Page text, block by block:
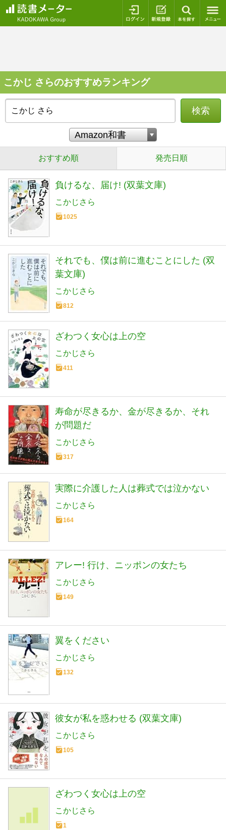
ログイン 新規登録
こかじ さらのおすすめランキング
検索
おすすめ順 発売日順
負けるな、届け! (双葉文庫)
こかじさら
1025
それでも、僕は前に進むことにした (双
葉文庫)
こかじさら
812
ざわつく女心は上の空
こかじさら
411
寿命が尽きるか、金が尽きるか、それ
が問題だ
こかじさら
317
実際に介護した人は葬式では泣かない
こかじさら
164
アレー! 行け、ニッポンの女たち
こかじさら
149
翼をください
こかじさら
132
彼女が私を惑わせる (双葉文庫)
こかじさら
105
ざわつく女心は上の空
こかじさら
1